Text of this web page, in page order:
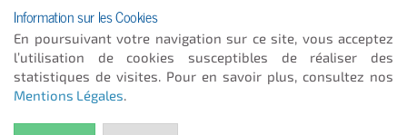
© 2026 - ICC INFORMATIQUE
Plan du site
Information sur les Cookies
En poursuivant votre navigation sur ce site, vous acceptez
l’utilisation de cookies susceptibles de réaliser des
statistiques de visites. Pour en savoir plus, consultez nos
Mentions Légales.